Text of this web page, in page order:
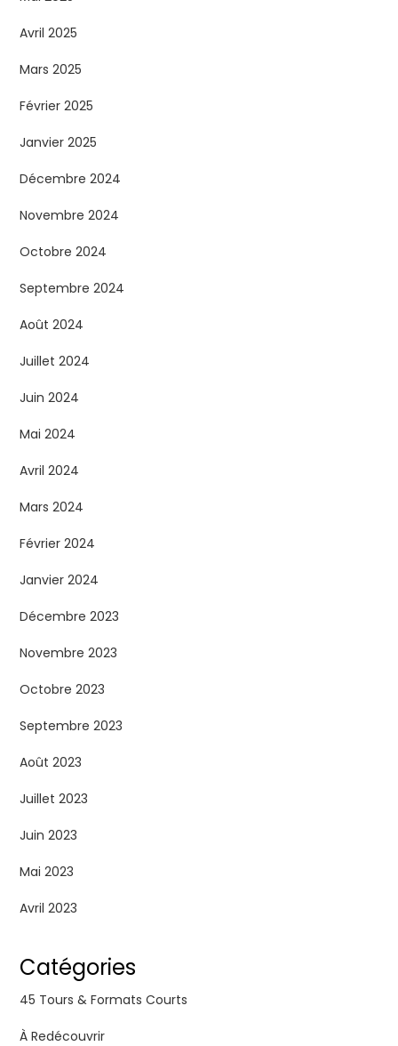
Avril 2025
Mars 2025
Février 2025
Janvier 2025
Décembre 2024
Novembre 2024
Octobre 2024
Septembre 2024
Août 2024
Juillet 2024
Juin 2024
Mai 2024
Avril 2024
Mars 2024
Février 2024
Janvier 2024
Décembre 2023
Novembre 2023
Octobre 2023
Septembre 2023
Août 2023
Juillet 2023
Juin 2023
Mai 2023
Avril 2023
Catégories
45 Tours & Formats Courts
À Redécouvrir